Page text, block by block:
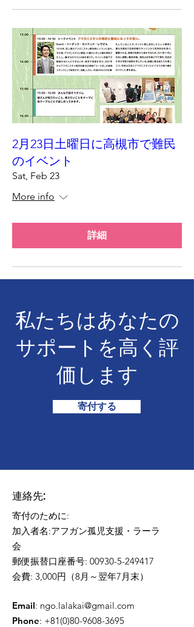
2月23日土曜日に高槻市で難民
のイベント
Sat, Feb 23
More info
詳細
私たちはあなたの
サポートを高く評
価します
寄付する
連絡先:​
寄付のために:
加入者名:アフガン孤児支援・ラーラ
会
郵便振替口座番号: 00930-5-249417
会費: 3,000円（8月～翌年7月末）
Email: ngo.lalakai@gmail.com
Phone: +81(0)80-9608-3695